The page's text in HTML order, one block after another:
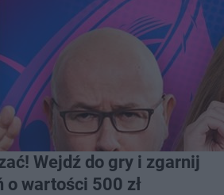
Wejdź do gry i zgarnij
o wartości 500 zł